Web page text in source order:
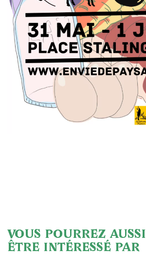
VOUS POURREZ AUSSI
ÊTRE INTÉRESSÉ PAR